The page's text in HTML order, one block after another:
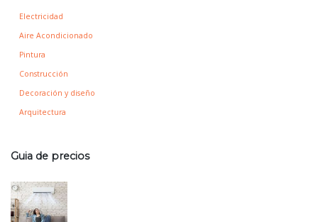
Electricidad
Aire Acondicionado
Pintura
Construcción
Decoración y diseño
Arquitectura
Guia de precios